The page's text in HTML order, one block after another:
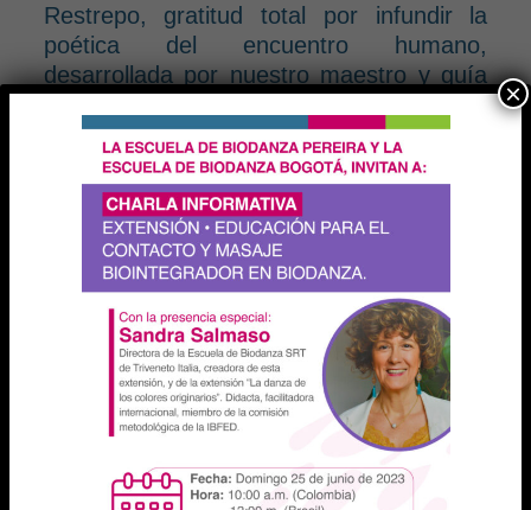
Restrepo, gratitud total por infundir la
poética del encuentro humano,
desarrollada por nuestro maestro y guía
maravilloso sistema.
Celebramos 10 años realizando una
actividad formativa dirigida por la Cassia
Regina durante el encuentro pedagógico
del auditorio de la facultad de Mecánica
de la Universidad Tecnológica de Pereira
el pasado 19 de octubre y con una
actividad social el 7 de diciembre en la
sede de nuestra escuela en compañía de
nuestras 8 profesoras recién tituladas y
Durante 2017 seguiremos celebrando
×